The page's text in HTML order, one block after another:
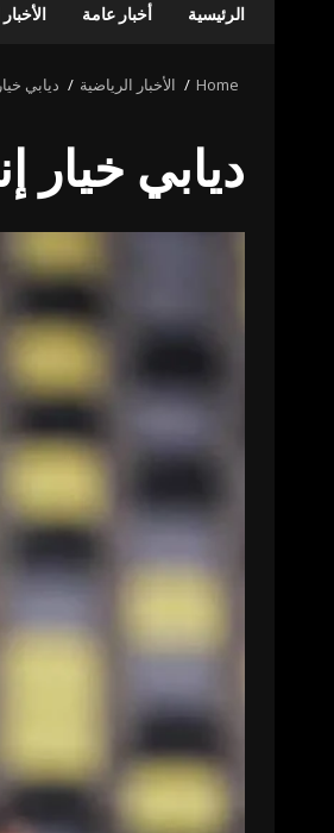
الرئيسية أخبار عامة
Home الأخبار الرياضية ديابي
ديابي خيار